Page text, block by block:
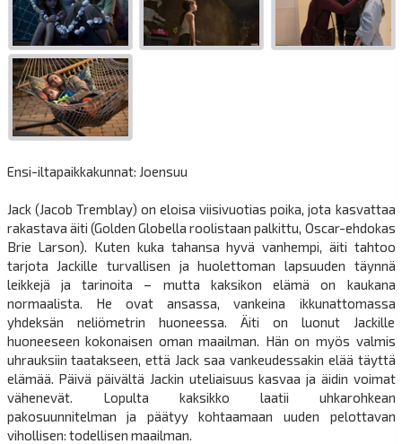
Ensi-iltapaikkakunnat: Joensuu
Jack (Jacob Tremblay) on eloisa viisivuotias poika, jota kasvattaa
rakastava äiti (Golden Globella roolistaan palkittu, Oscar-ehdokas
Brie Larson). Kuten kuka tahansa hyvä vanhempi, äiti tahtoo
tarjota Jackille turvallisen ja huolettoman lapsuuden täynnä
leikkejä ja tarinoita – mutta kaksikon elämä on kaukana
normaalista. He ovat ansassa, vankeina ikkunattomassa
yhdeksän neliömetrin huoneessa. Äiti on luonut Jackille
huoneeseen kokonaisen oman maailman. Hän on myös valmis
uhrauksiin taatakseen, että Jack saa vankeudessakin elää täyttä
elämää. Päivä päivältä Jackin uteliaisuus kasvaa ja äidin voimat
vähenevät. Lopulta kaksikko laatii uhkarohkean
pakosuunnitelman ja päätyy kohtaamaan uuden pelottavan
vihollisen: todellisen maailman.